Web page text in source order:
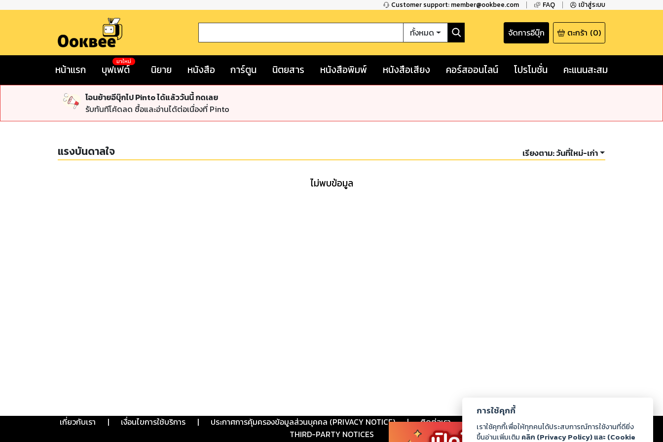
Customer support: member@ookbee.com FAQ เข้าสู่ระบบ
ทั้งหมด จัดการอีบุ๊ก ตะกร้า (0)
หน้าแรก บุฟเฟต์
มาใหม่
นิยาย หนังสือ การ์ตูน นิตยสาร หนังสือพิมพ์ หนังสือเสียง คอร์สออนไลน์ โปรโมชั่น คะแนนสะสม
โอนย้ายอีบุ๊กไป Pinto ได้แล้ววันนี้ กดเลย
รับทันทีโค้ดลด ซื้อและอ่านได้ต่อเนื่องที่ Pinto
แรงบันดาลใจ เรียงตาม:วันที่ใหม่-เก่า
ไม่พบข้อมูล
เกี่ยวกับเรา | เงื่อนไขการใช้บริการ | ประกาศการคุ้มครองข้อมูลส่วนบุคคล (PRIVACY NOTICE) | ติดต่อเรา ร่วมงานกับเรา ดาวน์โหลด
THIRD-PARTY NOTICES
การใช้คุกกี้
เราใช้คุกกี้เพื่อให้ทุกคนได้ประสบการณ์การใช้งานที่ดียิ่ง
ขึ้นอ่านเพิ่มเติม คลิก (Privacy Policy) และ (Cookie